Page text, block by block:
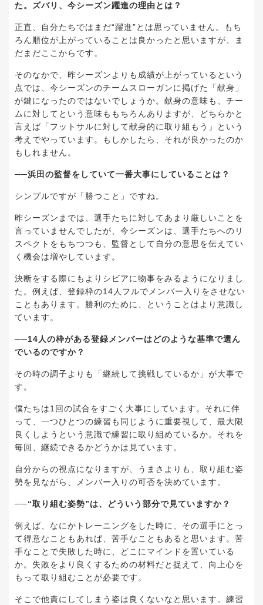
た。ズバリ、今シーズン躍進の理由とは？
正直、自分たちではまだ“躍進”とは思っていません。もち
ろん順位が上がっていることは良かったと思いますが、ま
だまだここからです。
そのなかで、昨シーズンよりも成績が上がっているという
点では、今シーズンのチームスローガンに掲げた「献身」
が鍵になったのではないでしょうか。献身の意味も、チー
ムに対してという意味ももちろんありますが、どちらかと
言えば「フットサルに対して献身的に取り組もう」という
考えでやっています。もしかしたら、それが良かったのか
もしれません。
──浜田の監督をしていて一番大事にしていることは？
シンプルですが「勝つこと」ですね。
昨シーズンまでは、選手たちに対してあまり厳しいことを
言っていませんでしたが、今シーズンは、選手たちへのリ
スペクトをもちつつも、監督として自分の意思を伝えてい
く機会は増やしています。
決断をする際にもよりシビアに物事をみるようになりまし
た。例えば、登録枠の14人フルでメンバー入りをさせない
こともあります。勝利のために、ということはより意識し
ています。
──14人の枠がある登録メンバーはどのような基準で選ん
でいるのですか？
その時の調子よりも「継続して挑戦しているか」が大事で
す。
僕たちは1回の試合をすごく大事にしています。それに伴
って、一つひとつの練習も同じように重要視して、最大限
良くしようという意識で練習に取り組めているか。それを
毎回、継続できるかどうかは見ています。
自分からの視点になりますが、うまさよりも、取り組む姿
勢を見ながら、メンバー入りの可否を決めています。
──“取り組む姿勢”は、どういう部分で見ていますか？
例えば、なにかトレーニングをした時に、その選手にとっ
て得意なこともあれば、苦手なこともあると思います。苦
手なことで失敗した時に、どこにマインドを置いている
か。失敗をより良くするための材料だと捉えて、向上心を
もって取り組むことが必要です。
そこで他責にしてしまう姿は良くないなと思います。練習